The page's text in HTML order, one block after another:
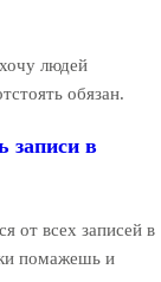
людей
обязан.
записи в
от всех записей в
помажешь и